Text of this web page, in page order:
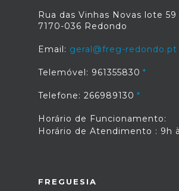
Rua das Vinhas Novas lote 59
7170-036 Redondo
Email: geral@freg-redondo.pt
Telemóvel: 961355830
Telefone: 266989130
Horário de Funcionamento:
Horário de Atendimento : 9h
FREGUESIA